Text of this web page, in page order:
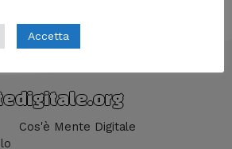
Cos'è Mente Digitale
Accetta